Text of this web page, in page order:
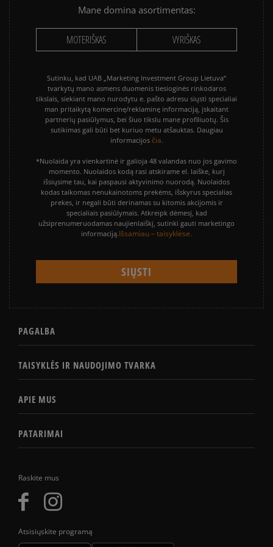
Raskite mus
Atsisiųskite programą
Mane domina asortimentas:
MOTERIŠKAS VYRIŠKAS
Sutinku, kad UAB „Marketing Investment Group Lietuva“
tvarkytų mano asmens duomenis tiesioginės rinkodaros
tikslais, siekiant mano nurodytu e. pašto adresu siųsti specialiai
man pritaikytą komercinę/reklaminę informaciją, įskaitant
partnerių pasiūlymus, bei šiuo tikslu mane profiliuotų. Šis
sutikimas gali būti bet kuriuo metu atšauktas. Daugiau
informacijos čia.
*Nuolaida yra vienkartinė ir galioja 48 valandas nuo jos gavimo
momento. Nuolaidos kodą rasi atskirame el. laiške, kurį
išsiųsime tau, kai paspausi aktyvinimo nuorodą. Nuolaidos
kodas taikomas nenukainotoms prekėms, išskyrus specialias
prekes, ir negali būti derinamas su kitomis akcijomis ir
specialiais pasiūlymais. Atkreipk dėmesį, kad
užsiprenumeruodamas naujienlaiškį, sutinki gauti marketingo
informaciją.Išsamiau – taisyklėse.
PAGALBA
TAISYKLĖS IR NAUDOJIMO TVARKA
APIE MUS
PATARIMAI